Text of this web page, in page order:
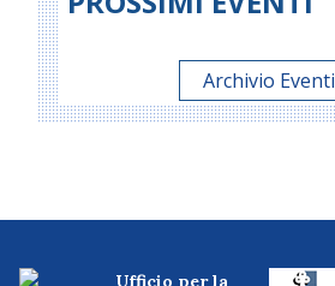
Archivio Eventi
Ufficio per la